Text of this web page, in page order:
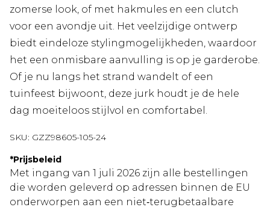
zomerse look, of met hakmules en een clutch
voor een avondje uit. Het veelzijdige ontwerp
biedt eindeloze stylingmogelijkheden, waardoor
het een onmisbare aanvulling is op je garderobe.
Of je nu langs het strand wandelt of een
tuinfeest bijwoont, deze jurk houdt je de hele
dag moeiteloos stijlvol en comfortabel.
SKU: GZZ98605-105-24
*Prijsbeleid
Met ingang van 1 juli 2026 zijn alle bestellingen
die worden geleverd op adressen binnen de EU
onderworpen aan een niet‑terugbetaalbare